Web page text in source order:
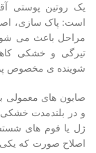
یک روتین پوستی
است: پاک سازی،
مراحل باعث می
تیرگی و خشکی
شوینده ی مخصوص
صابون های معمولی
و در بلندمدت خشکی
اصلاح صورت که یکی